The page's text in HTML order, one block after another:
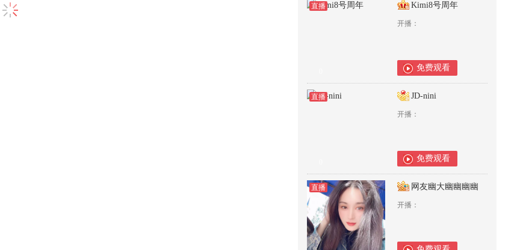
直播 Kimi8号周年
开播：
免费观看
直播 JD-nini
开播：
免费观看
直播 网友幽大幽幽幽幽
开播：